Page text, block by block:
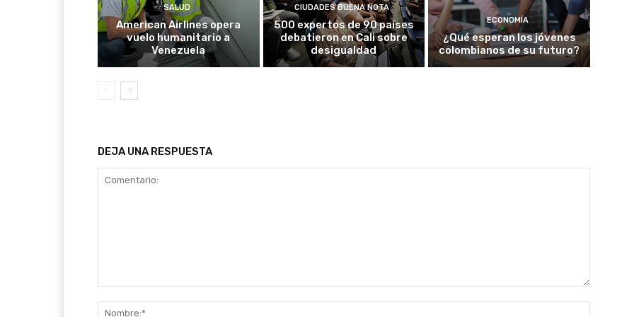
SALUD
American Airlines opera
vuelo humanitario a
Venezuela
CIUDADES BUENA NOTA
500 expertos de 90 países
debatieron en Cali sobre
desigualdad
ECONOMÍA
¿Qué esperan los jóvenes
colombianos de su futuro?
DEJA UNA RESPUESTA